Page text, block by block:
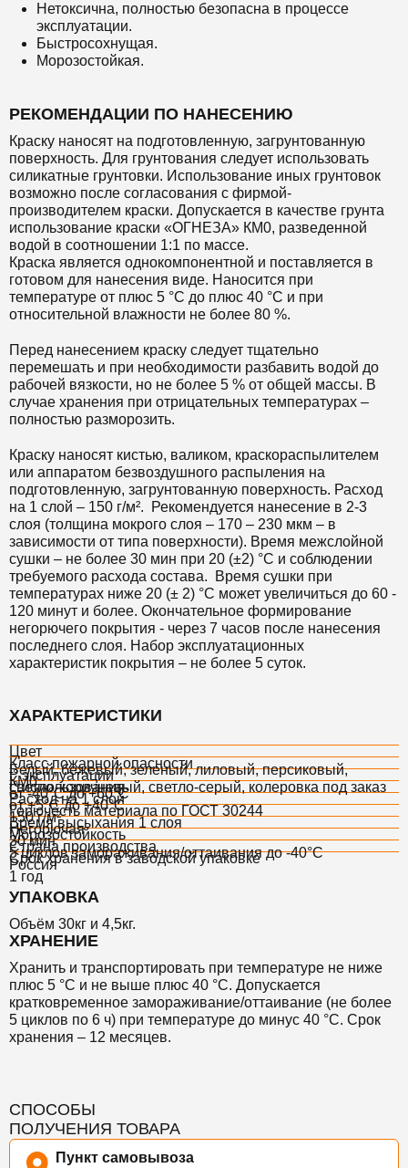
Нетоксична, полностью безопасна в процессе
эксплуатации.
Быстросохнущая.
Морозостойкая.
РЕКОМЕНДАЦИИ ПО НАНЕСЕНИЮ
Краску наносят на подготовленную, загрунтованную
поверхность. Для грунтования следует использовать
силикатные грунтовки. Использование иных грунтовок
возможно после согласования с фирмой-
производителем краски. Допускается в качестве грунта
использование краски «ОГНЕЗА» КМ0, разведенной
водой в соотношении 1:1 по массе.
Краска является однокомпонентной и поставляется в
готовом для нанесения виде. Наносится при
температуре от плюс 5 °С до плюс 40 °С и при
относительной влажности не более 80 %.
Перед нанесением краску следует тщательно
перемешать и при необходимости разбавить водой до
рабочей вязкости, но не более 5 % от общей массы. В
случае хранения при отрицательных температурах –
полностью разморозить.
Краску наносят кистью, валиком, краскораспылителем
или аппаратом безвоздушного распыления на
подготовленную, загрунтованную поверхность. Расход
на 1 слой – 150 г/м². Рекомендуется нанесение в 2-3
слоя (толщина мокрого слоя – 170 – 230 мкм – в
зависимости от типа поверхности). Время межслойной
сушки – не более 30 мин при 20 (±2) °С и соблюдении
требуемого расхода состава. Время сушки при
температурах ниже 20 (± 2) °С может увеличиться до 60 -
120 минут и более. Окончательное формирование
негорючего покрытия - через 7 часов после нанесения
последнего слоя. Набор эксплуатационных
характеристик покрытия – не более 5 суток.
ХАРАКТЕРИСТИКИ
Цвет
Белый, бежевый, зеленый, лиловый, персиковый,
светло-коричневый, светло-серый, колеровка под заказ
Класс пожарной опасности
КМ0
t° эксплуатации
от -40°С до +60°С
t° использования
от +5°С до +40°С
Расход на 1 слой
150 г/м²
Горючесть материала по ГОСТ 30244
Негорючая
Время высыхания 1 слоя
30 мин
Морозостойкость
5 циклов замораживания/оттаивания до -40°С
Страна производства
Россия
Срок хранения в заводской упаковке
1 год
УПАКОВКА
Объём 30кг и 4,5кг.
ХРАНЕНИЕ
Хранить и транспортировать при температуре не ниже
плюс 5 °С и не выше плюс 40 °С. Допускается
кратковременное замораживание/оттаивание (не более
5 циклов по 6 ч) при температуре до минус 40 °С. Срок
хранения – 12 месяцев.
СПОСОБЫ
ПОЛУЧЕНИЯ ТОВАРА
Пункт самовывоза